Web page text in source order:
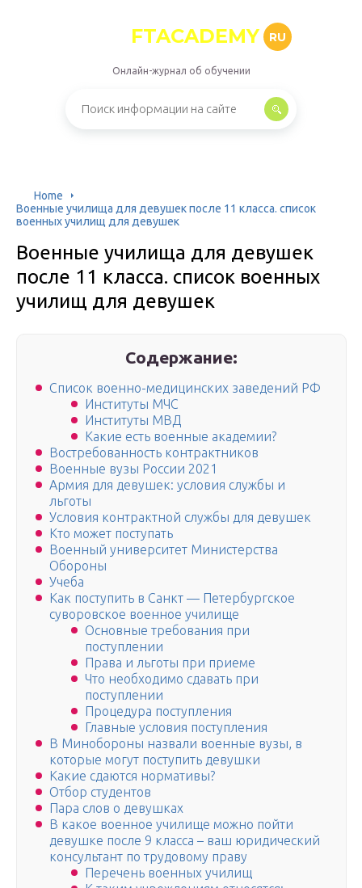
FTACADEMY RU
Онлайн-журнал об обучении
Home
Военные училища для девушек после 11 класса. список
военных училищ для девушек
Военные училища для девушек
после 11 класса. список военных
училищ для девушек
Содержание:
Список военно-медицинских заведений РФ
Институты МЧС
Институты МВД
Какие есть военные академии?
Востребованность контрактников
Военные вузы России 2021
Армия для девушек: условия службы и
льготы
Условия контрактной службы для девушек
Кто может поступать
Военный университет Министерства
Обороны
Учеба
Как поступить в Санкт — Петербургское
суворовское военное училище
Основные требования при
поступлении
Права и льготы при приеме
Что необходимо сдавать при
поступлении
Процедура поступления
Главные условия поступления
В Минобороны назвали военные вузы, в
которые могут поступить девушки
Какие сдаются нормативы?
Отбор студентов
Пара слов о девушках
В какое военное училище можно пойти
девушке после 9 класса – ваш юридический
консультант по трудовому праву
Перечень военных училищ